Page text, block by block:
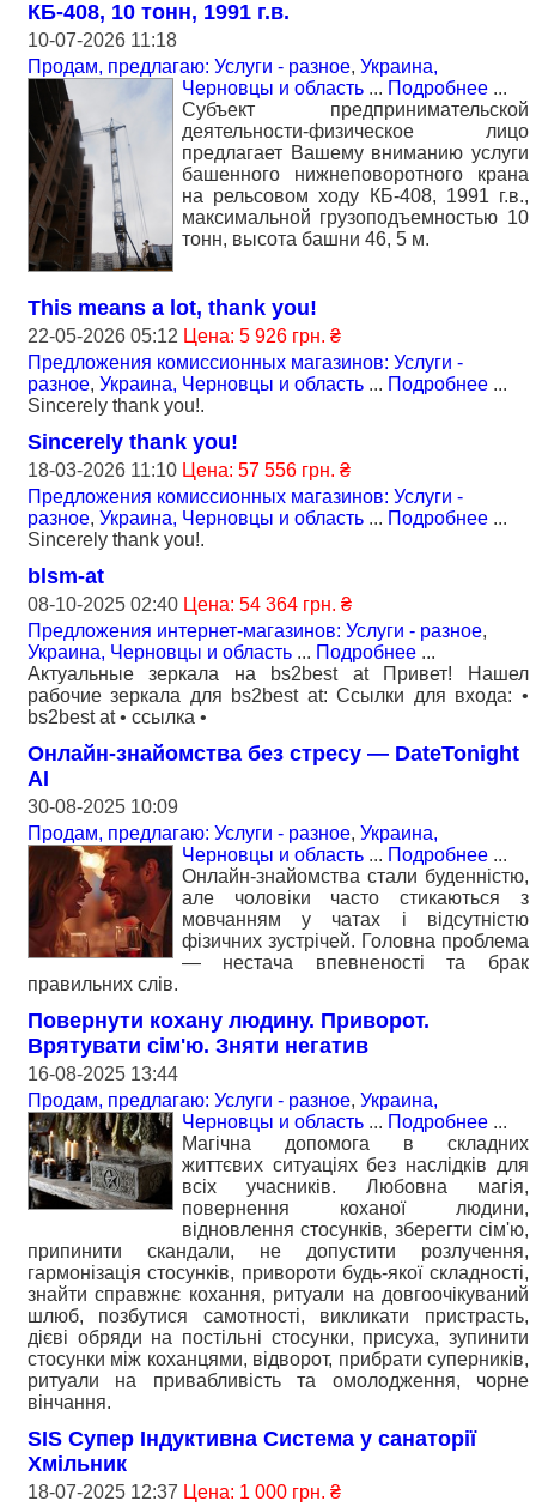
КБ-408, 10 тонн, 1991 г.в.
10-07-2026 11:18
Продам, предлагаю: Услуги - разное, Украина,
Черновцы и область ... Подробнее ...
Субъект предпринимательской
деятельности-физическое лицо
предлагает Вашему вниманию услуги
башенного нижнеповоротного крана
на рельсовом ходу КБ-408, 1991 г.в.,
максимальной грузоподъемностью 10
тонн, высота башни 46, 5 м.
This means a lot, thank you!
22-05-2026 05:12 Цена: 5 926 грн. ₴
Предложения комиссионных магазинов: Услуги -
разное, Украина, Черновцы и область ... Подробнее ...
Sincerely thank you!.
Sincerely thank you!
18-03-2026 11:10 Цена: 57 556 грн. ₴
Предложения комиссионных магазинов: Услуги -
разное, Украина, Черновцы и область ... Подробнее ...
Sincerely thank you!.
blsm-at
08-10-2025 02:40 Цена: 54 364 грн. ₴
Предложения интернет-магазинов: Услуги - разное,
Украина, Черновцы и область ... Подробнее ...
Актуальные зеркала на bs2best at Привет! Нашел
рабочие зеркала для bs2best at: Ссылки для входа: •
bs2best at • ссылка •
Онлайн-знайомства без стресу — DateTonight
AI
30-08-2025 10:09
Продам, предлагаю: Услуги - разное, Украина,
Черновцы и область ... Подробнее ...
Онлайн-знайомства стали буденністю,
але чоловіки часто стикаються з
мовчанням у чатах і відсутністю
фізичних зустрічей. Головна проблема
— нестача впевненості та брак
правильних слів.
Повернути кохану людину. Приворот.
Врятувати сім'ю. Зняти негатив
16-08-2025 13:44
Продам, предлагаю: Услуги - разное, Украина,
Черновцы и область ... Подробнее ...
Магічна допомога в складних
життєвих ситуаціях без наслідків для
всіх учасників. Любовна магія,
повернення коханої людини,
відновлення стосунків, зберегти сім'ю,
припинити скандали, не допустити розлучення,
гармонізація стосунків, привороти будь-якої складності,
знайти справжнє кохання, ритуали на довгоочікуваний
шлюб, позбутися самотності, викликати пристрасть,
дієві обряди на постільні стосунки, присуха, зупинити
стосунки між коханцями, відворот, прибрати суперників,
ритуали на привабливість та омолодження, чорне
вінчання.
SIS Супер Індуктивна Система у санаторії
Хмільник
18-07-2025 12:37 Цена: 1 000 грн. ₴